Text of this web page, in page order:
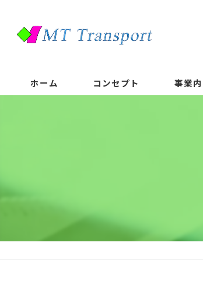
ホーム コンセプト 事業